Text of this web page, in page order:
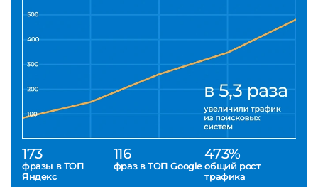
173
фразы в ТОП
Яндекс
116
фраз в ТОП Google
473%
общий рост
трафика